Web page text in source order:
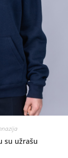
su užrašu